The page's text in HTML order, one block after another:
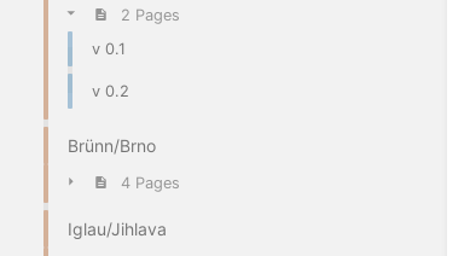
2 Pages
v 0.1
v 0.2
Brünn/Brno
4 Pages
Iglau/Jihlava